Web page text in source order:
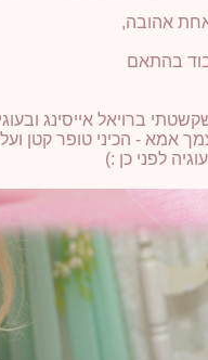
אחת אהובה,
בהתאם
ברויאל אייסינג
אמא - הכיני טופר קטן
לפני כן :)